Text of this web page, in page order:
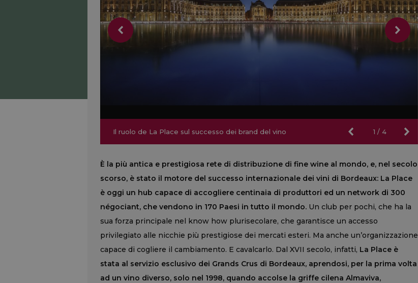
1 / 4
Il ruolo de La Place sul successo dei brand del vino
Il ruolo de La Place sul successo dei brand del vino
È la più antica e prestigiosa rete di distribuzione di fine wine al mondo, e, nel secolo
scorso, è stato il motore del successo internazionale dei vini di Bordeaux: La Place
è oggi un hub capace di accogliere centinaia di produttori ed un network di 300
négociant, che vendono in 170 Paesi in tutto il mondo. Un club per pochi, che ha la
sua forza principale nel know how plurisecolare, che garantisce un accesso
privilegiato alle nicchie più prestigiose dei mercati esteri. Ma anche un’organizzazione
capace di cogliere il cambiamento. E cavalcarlo. Dal XVII secolo, infatti, La Place è
stata al servizio esclusivo dei Grands Crus di Bordeaux, aprendosi, per la prima volta
ad un vino diverso, solo nel 1998, quando accolse la griffe cilena Almaviva,